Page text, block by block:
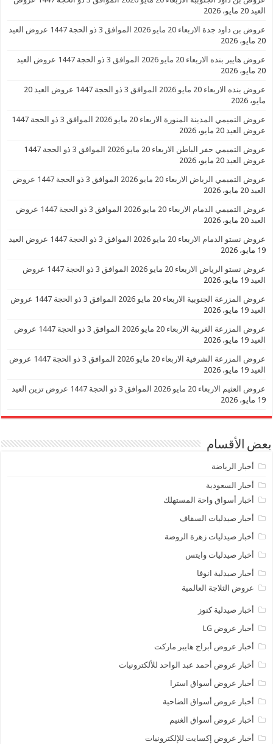
العيد 20 مايو، 2026
عروض بن داود جدة الاربعاء 20 مايو 2026 الموافق 3 ذو الحجة 1447 عروض العيد
20 مايو، 2026
عروض هايبر بنده الاربعاء 20 مايو 2026 الموافق 3 ذو الحجة 1447 عروض العيد
20 مايو، 2026
عروض بنده الاربعاء 20 مايو 2026 الموافق 3 ذو الحجة 1447 عروض العيد
20
مايو، 2026
عروض التميمي المدينة المنورة الاربعاء 20 مايو 2026 الموافق 3 ذو الحجة 1447
عروض العيد 20 مايو، 2026
عروض التميمي حفر الباطن الاربعاء 20 مايو 2026 الموافق 3 ذو الحجة 1447
عروض العيد 20 مايو، 2026
عروض التميمي الرياض الاربعاء 20 مايو 2026 الموافق 3 ذو الحجة 1447 عروض
العيد 20 مايو، 2026
عروض التميمي الدمام الاربعاء 20 مايو 2026 الموافق 3 ذو الحجة 1447 عروض
العيد 20 مايو، 2026
عروض نستو الدمام الاربعاء 20 مايو 2026 الموافق 3 ذو الحجة 1447 عروض العيد
19 مايو، 2026
عروض نستو الرياض الاربعاء 20 مايو 2026 الموافق 3 ذو الحجة 1447 عروض
العيد 19 مايو، 2026
عروض المزرعة الجنوبية الاربعاء 20 مايو 2026 الموافق 3 ذو الحجة 1447 عروض
العيد 19 مايو، 2026
عروض المزرعة الغربية الاربعاء 20 مايو 2026 الموافق 3 ذو الحجة 1447 عروض
العيد 19 مايو، 2026
عروض المزرعة الشرقية الاربعاء 20 مايو 2026 الموافق 3 ذو الحجة 1447 عروض
العيد 19 مايو، 2026
عروض العثيم الاربعاء 20 مايو 2026 الموافق 3 ذو الحجة 1447 عروض تزين العيد
19 مايو، 2026
بعض الأقسام
أخبار الرياضة
أخبار السعودية
أخبار أسواق واحة المستهلك
أخبار صيدليات السقاف
أخبار صيدليات زهرة الروضة
أخبار صيدليات وايتس
أخبار صيدلية انوفا
عروض الثلاجة العالمية
أخبار صيدلية كنوز
أخبار عروض LG
أخبار عروض أبراج هايبر ماركت
أخبار عروض أحمد عبد الواحد للألكترونيات
أخبار عروض أسواق استرا
أخبار عروض أسواق الضاحية
أخبار عروض أسواق الغنيم
أخبار عروض إكسايت للإلكترونيات